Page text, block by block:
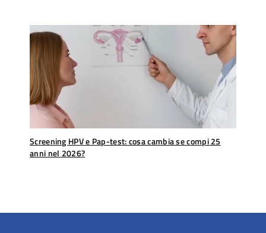
Screening HPV e Pap-test: cosa cambia se compi 25
anni nel 2026?